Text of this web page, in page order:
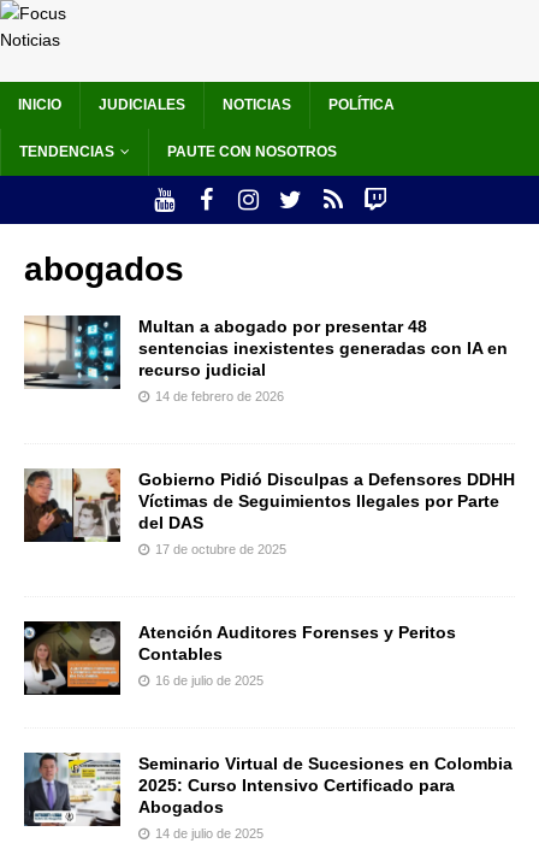
INICIO JUDICIALES NOTICIAS POLÍTICA
TENDENCIAS PAUTE CON NOSOTROS
abogados
Multan a abogado por presentar 48
sentencias inexistentes generadas con IA en
recurso judicial
14 de febrero de 2026
Gobierno Pidió Disculpas a Defensores DDHH
Víctimas de Seguimientos Ilegales por Parte
del DAS
17 de octubre de 2025
Atención Auditores Forenses y Peritos
Contables
16 de julio de 2025
Seminario Virtual de Sucesiones en Colombia
2025: Curso Intensivo Certificado para
Abogados
14 de julio de 2025